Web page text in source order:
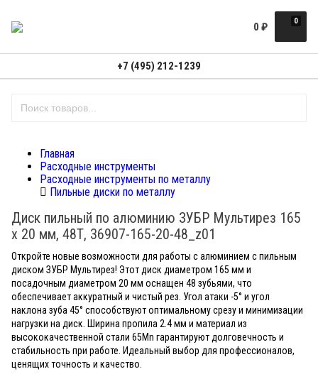
0
0 ₽
+7 (495) 212-1239
Главная
Расходные инструменты
Расходные инструменты по металлу
Пильные диски по металлу
Диск пильный по алюминию ЗУБР Мультирез 165
х 20 мм, 48Т, 36907-165-20-48_z01
Откройте новые возможности для работы с алюминием с пильным
диском ЗУБР Мультирез! Этот диск диаметром 165 мм и
посадочным диаметром 20 мм оснащен 48 зубьями, что
обеспечивает аккуратный и чистый рез. Угол атаки -5° и угол
наклона зуба 45° способствуют оптимальному срезу и минимизации
нагрузки на диск. Ширина пропила 2.4 мм и материал из
высококачественной стали 65Mn гарантируют долговечность и
стабильность при работе. Идеальный выбор для профессионалов,
ценящих точность и качество.